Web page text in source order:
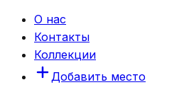
О нас
Контакты
Коллекции
Добавить место